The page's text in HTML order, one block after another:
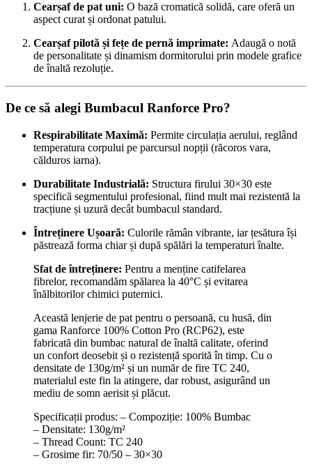
Cearșaf de pat uni: O bază cromatică solidă, care oferă un
aspect curat și ordonat patului.
Cearșaf pilotă și fețe de pernă imprimate: Adaugă o notă
de personalitate și dinamism dormitorului prin modele grafice
de înaltă rezoluție.
De ce să alegi Bumbacul Ranforce Pro?
Respirabilitate Maximă: Permite circulația aerului, reglând
temperatura corpului pe parcursul nopții (răcoros vara,
călduros iarna).
Durabilitate Industrială: Structura firului 30×30 este
specifică segmentului profesional, fiind mult mai rezistentă la
tracțiune și uzură decât bumbacul standard.
Întreținere Ușoară: Culorile rămân vibrante, iar țesătura își
păstrează forma chiar și după spălări la temperaturi înalte.
Sfat de întreținere: Pentru a menține catifelarea
fibrelor, recomandăm spălarea la 40°C și evitarea
înălbitorilor chimici puternici.
Această lenjerie de pat pentru o persoană, cu husă, din
gama Ranforce 100% Cotton Pro (RCP62), este
fabricată din bumbac natural de înaltă calitate, oferind
un confort deosebit și o rezistență sporită în timp. Cu o
densitate de 130g/m² și un număr de fire TC 240,
materialul este fin la atingere, dar robust, asigurând un
mediu de somn aerisit și plăcut.
Specificații produs: – Compoziție: 100% Bumbac
– Densitate: 130g/m²
– Thread Count: TC 240
– Grosime fir: 70/50 – 30×30